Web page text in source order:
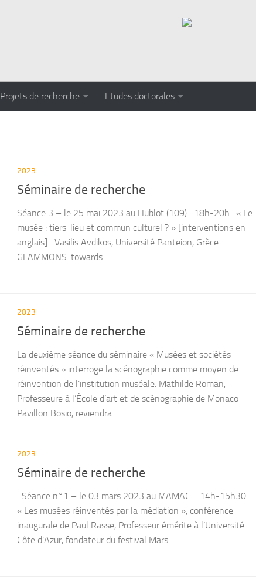
Projets de recherche Etudes doctorales
2023
Séminaire de recherche
Séance 3 – le 25 mai 2023 au Hublot (109) 18h-20h : « Le
musée : tiers-lieu et commun culturel ? » [interventions en
anglais] Vasilis Avdikos, Université Panteion, Grèce
GLAMMONS: towards...
2023
Séminaire de recherche
La deuxième séance du séminaire « Musées et sociétés
réinventés » interroge la scénographie comme moyen de
réinvention de l’institution muséale. Mathilde Roman,
Professeure à l’École d’art et de scénographie de Monaco —
Pavillon Bosio, reviendra...
2023
Séminaire de recherche
Séance n°1 – le 03 mars 2023 au MAMAC 14h-15h30 :
« Les musées réinventés par la médiation », conférence
inaugurale de Paul Rasse, Professeur émérite à l’Université
Côte d’Azur, fondateur du festival Mars...